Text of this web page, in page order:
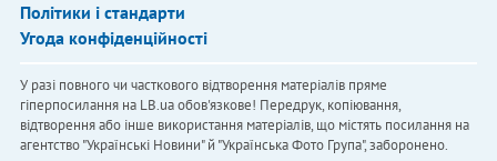
Політики і стандарти
Угода конфіденційності
У разі повного чи часткового відтворення матеріалів пряме
гіперпосилання на LB.ua обов'язкове! Передрук, копіювання,
відтворення або інше використання матеріалів, що містять посилання на
агентство "Українськi Новини" й "Українська Фото Група", заборонено.